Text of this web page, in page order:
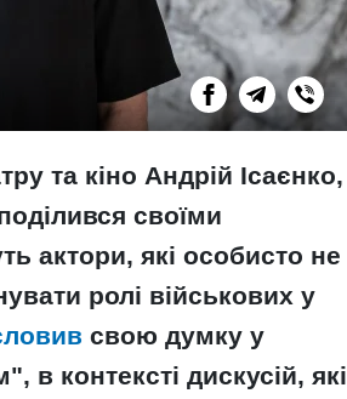
та кіно Андрій Ісаєнко,
своїми
актори, які особисто не
ролі військових у
свою думку у
в контексті дискусій, які